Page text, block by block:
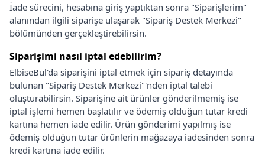
İade sürecini, hesabına giriş yaptıktan sonra "Siparişlerim"
alanından ilgili siparişe ulaşarak "Sipariş Destek Merkezi"
bölümünden gerçekleştirebilirsin.
Siparişimi nasıl iptal edebilirim?
ElbiseBul'da siparişini iptal etmek için sipariş detayında
bulunan "Sipariş Destek Merkezi"'nden iptal talebi
oluşturabilirsin. Siparişine ait ürünler gönderilmemiş ise
iptal işlemi hemen başlatılır ve ödemiş olduğun tutar kredi
kartına hemen iade edilir. Ürün gönderimi yapılmış ise
ödemiş olduğun tutar ürünlerin mağazaya iadesinden sonra
kredi kartına iade edilir.